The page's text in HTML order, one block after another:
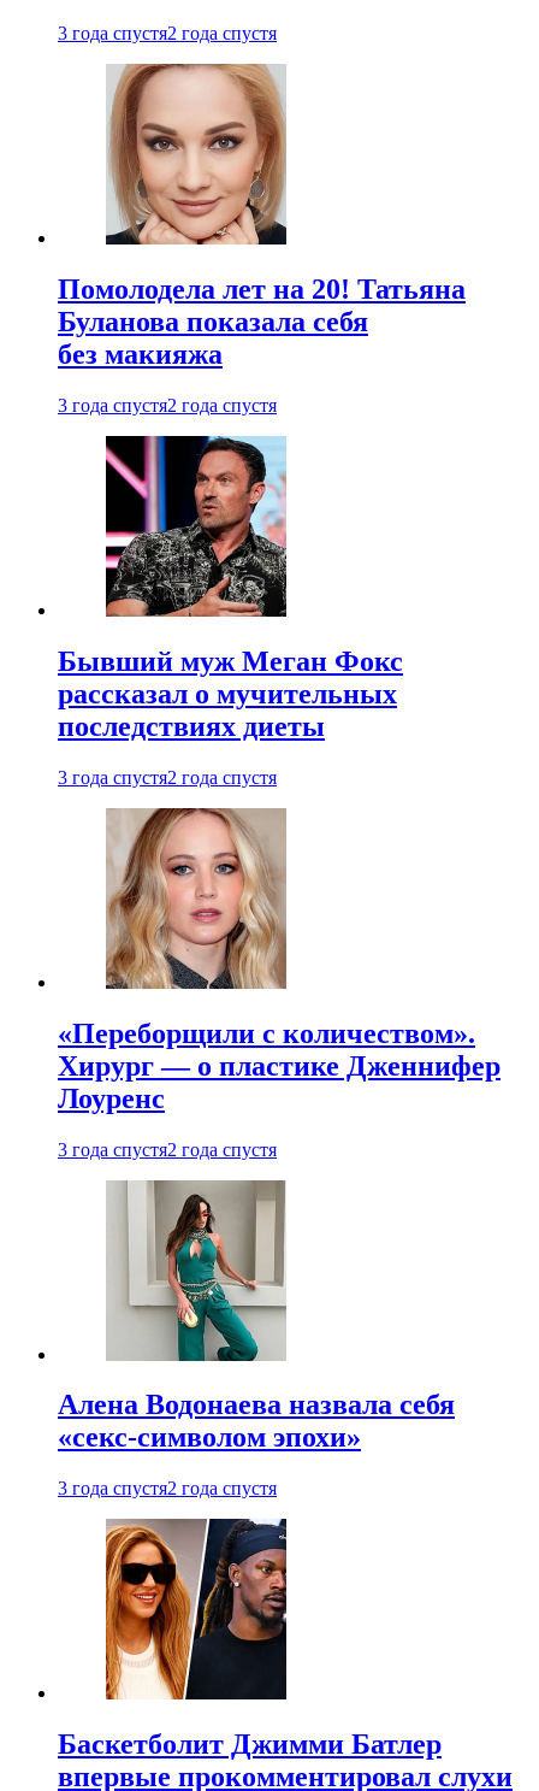
3 года спустя2 года спустя
Помолодела лет на 20! Татьяна
Буланова показала себя
без макияжа
3 года спустя2 года спустя
Бывший муж Меган Фокс
рассказал о мучительных
последствиях диеты
3 года спустя2 года спустя
«Переборщили с количеством».
Хирург — о пластике Дженнифер
Лоуренс
3 года спустя2 года спустя
Алена Водонаева назвала себя
«секс-символом эпохи»
3 года спустя2 года спустя
Баскетболит Джимми Батлер
впервые прокомментировал слухи